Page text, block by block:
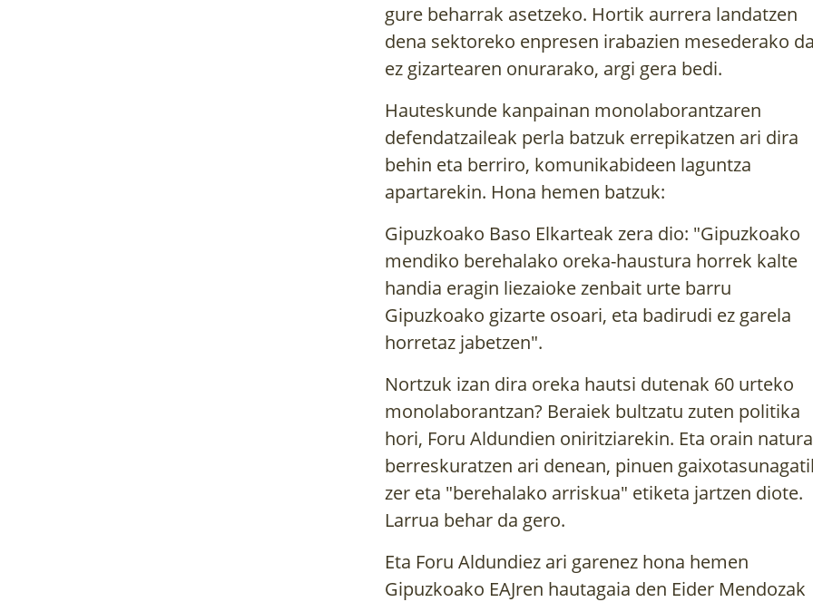
gure beharrak asetzeko. Hortik aurrera landatzen
dena sektoreko enpresen irabazien mesederako
ez gizartearen onurarako, argi gera bedi.
Hauteskunde kanpainan monolaborantzaren
defendatzaileak perla batzuk errepikatzen ari dira
behin eta berriro, komunikabideen laguntza
apartarekin. Hona hemen batzuk:
Gipuzkoako Baso Elkarteak zera dio: "Gipuzkoako
mendiko berehalako oreka-haustura horrek kalte
handia eragin liezaioke zenbait urte barru
Gipuzkoako gizarte osoari, eta badirudi ez garela
horretaz jabetzen".
Nortzuk izan dira oreka hautsi dutenak 60 urteko
monolaborantzan? Beraiek bultzatu zuten politika
hori, Foru Aldundien oniritziarekin. Eta orain natura
berreskuratzen ari denean, pinuen
zer eta "berehalako arriskua" etiketa jartzen diote.
Larrua behar da gero.
Eta Foru Aldundiez ari garenez hona hemen
Gipuzkoako EAJren hautagaia den Eider Mendozak